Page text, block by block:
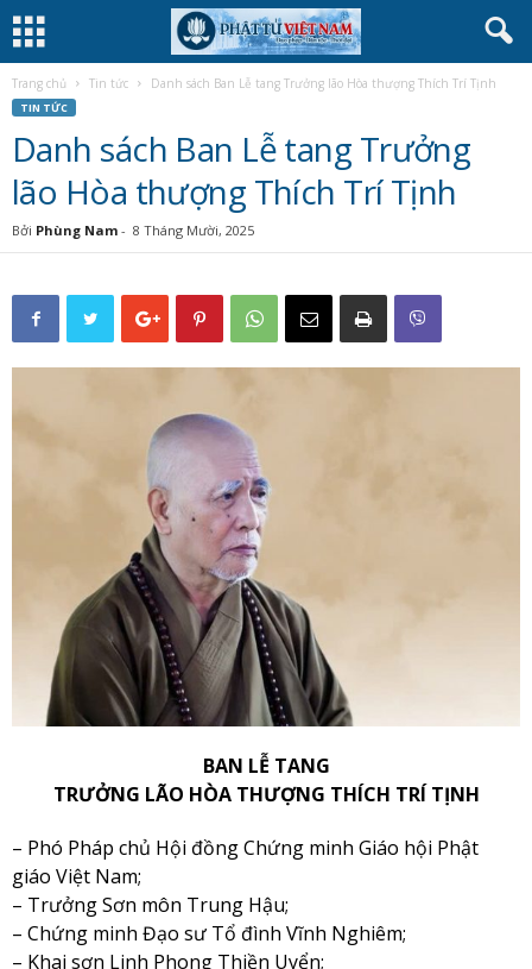
Trang chủ Tin tức Danh sách Ban Lễ tang Trưởng lão Hòa thượng Thích Trí Tịnh
TIN TỨC
Danh sách Ban Lễ tang Trưởng
lão Hòa thượng Thích Trí Tịnh
Bởi Phùng Nam - 8 Tháng Mười, 2025
BAN LỄ TANG
TRƯỞNG LÃO HÒA THƯỢNG THÍCH TRÍ TỊNH
– Phó Pháp chủ Hội đồng Chứng minh Giáo hội Phật
giáo Việt Nam;
– Trưởng Sơn môn Trung Hậu;
– Chứng minh Đạo sư Tổ đình Vĩnh Nghiêm;
– Khai sơn Linh Phong Thiền Uyển;